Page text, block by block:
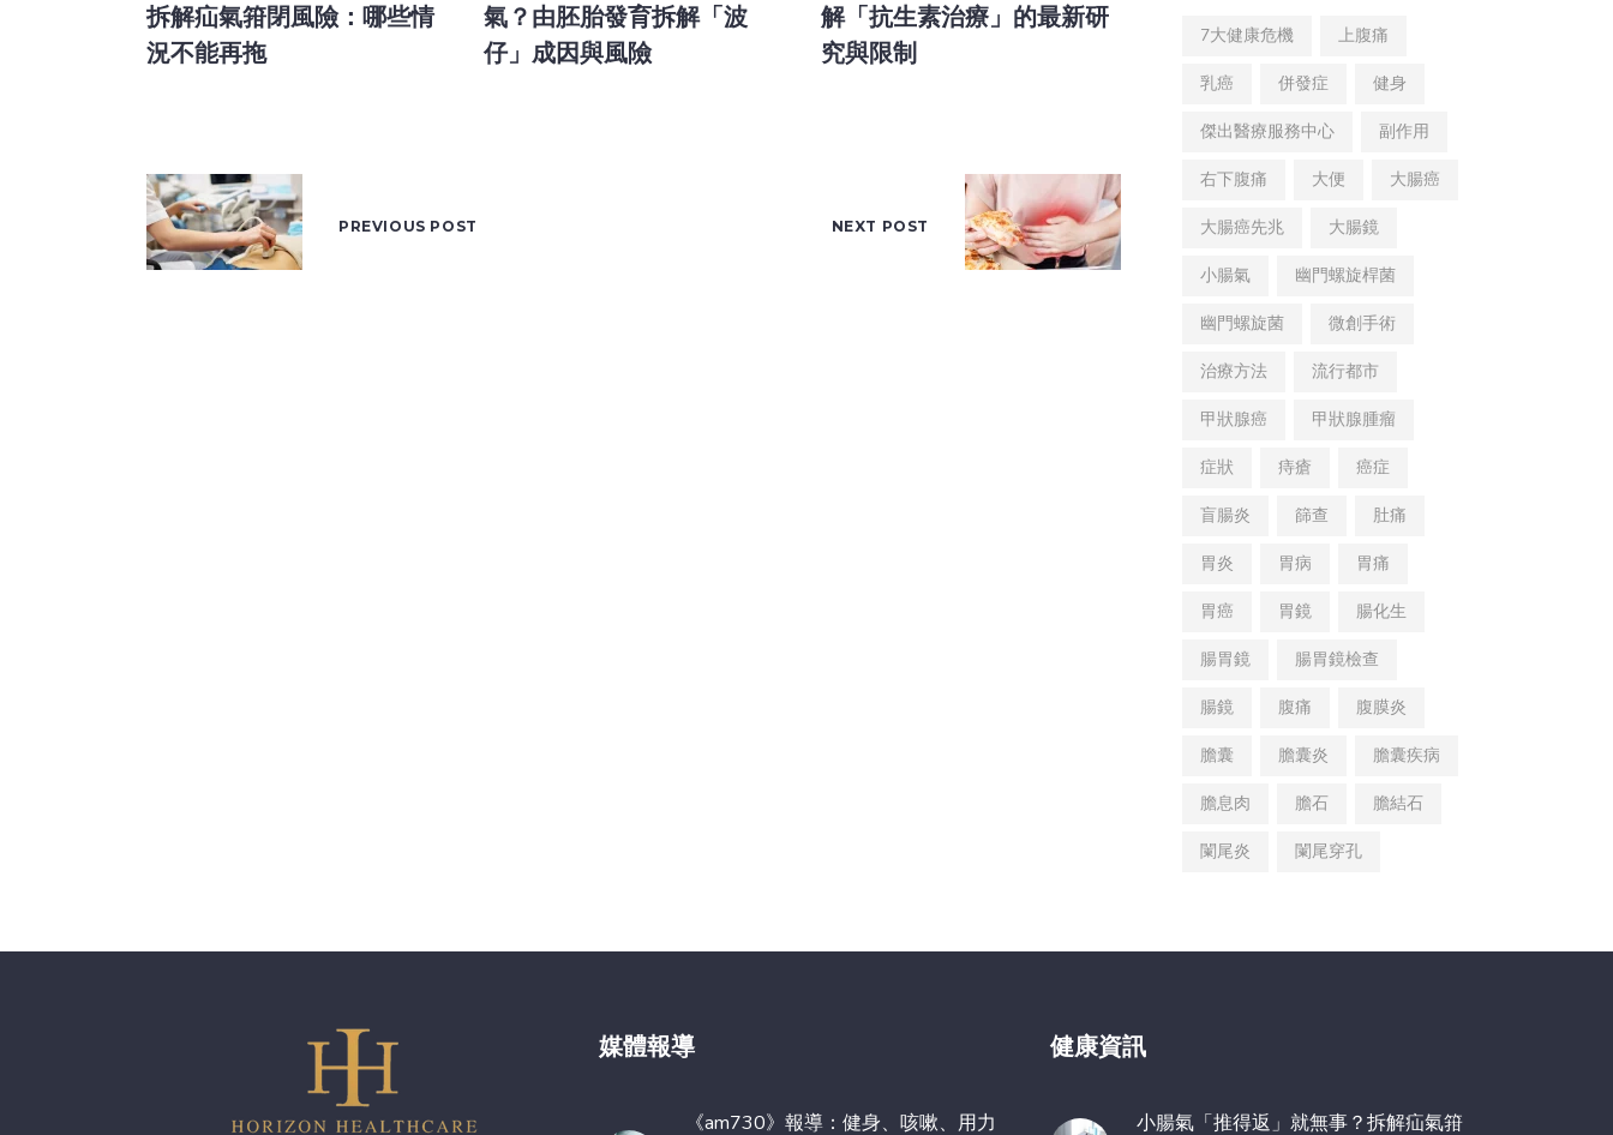
拆解疝氣箝閉風險：哪些情
況不能再拖
氣？由胚胎發育拆解「波
仔」成因與風險
解「抗生素治療」的最新研
究與限制
PREVIOUS POST NEXT POST
7大健康危機 上腹痛
乳癌 併發症 健身
傑出醫療服務中心 副作用
右下腹痛 大便 大腸癌
大腸癌先兆 大腸鏡
小腸氣 幽門螺旋桿菌
幽門螺旋菌 微創手術
治療方法 流行都市
甲狀腺癌 甲狀腺腫瘤
症狀 痔瘡 癌症
盲腸炎 篩查 肚痛
胃炎 胃病 胃痛
胃癌 胃鏡 腸化生
腸胃鏡 腸胃鏡檢查
腸鏡 腹痛 腹膜炎
膽囊 膽囊炎 膽囊疾病
膽息肉 膽石 膽結石
闌尾炎 闌尾穿孔
媒體報導
《am730》報導：健身、咳嗽、用力
健康資訊
小腸氣「推得返」就無事？拆解疝氣箝